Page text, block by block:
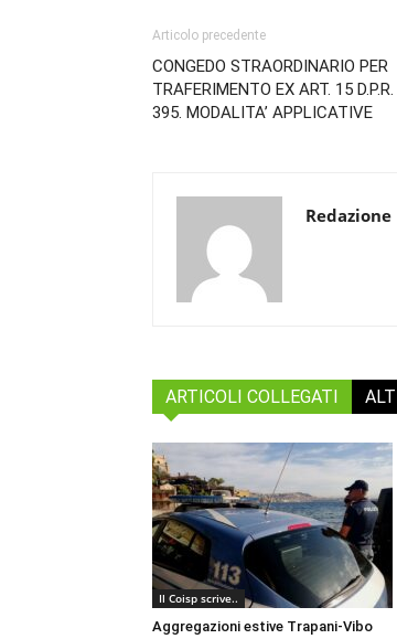
Articolo precedente
CONGEDO STRAORDINARIO PER
TRAFERIMENTO EX ART. 15
395. MODALITA’ APPLICATIVE
Redazione
ARTICOLI COLLEGATI
Il Coisp scrive..
Aggregazioni estive Trapani-Vibo